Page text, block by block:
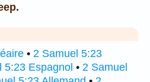
• 2 Samuel 5:23
5:23 Espagnol • 2 Samuel